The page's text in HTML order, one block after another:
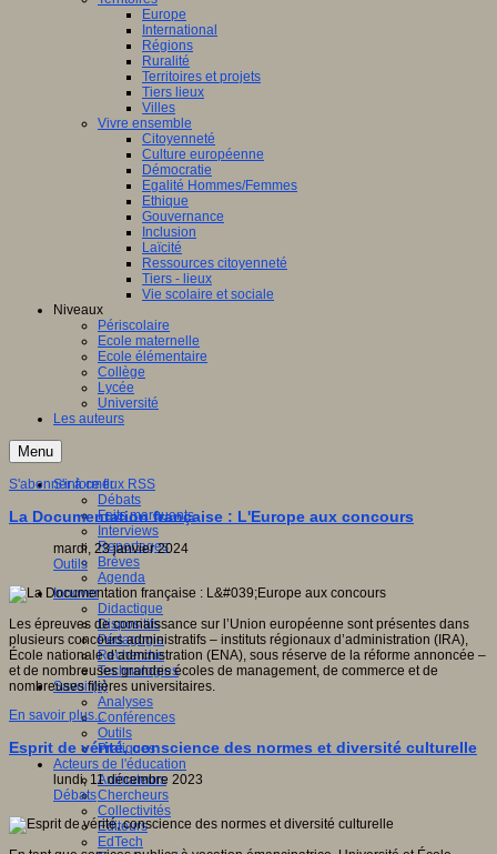
Europe
International
Régions
Ruralité
Territoires et projets
Tiers lieux
Villes
Vivre ensemble
Citoyenneté
Culture européenne
Démocratie
Egalité Hommes/Femmes
Ethique
Gouvernance
Inclusion
Laïcité
Ressources citoyenneté
Tiers - lieux
Vie scolaire et sociale
Niveaux
Périscolaire
Ecole maternelle
Ecole élémentaire
Collège
Lycée
Université
Les auteurs
Menu
S'informer
Débats
Faits marquants
Interviews
Reportages
Brèves
Agenda
Innover
Didactique
Dispositifs
Pédagogie
Recherche
Technologies
Savoir(s)
Analyses
Conférences
Outils
Pratiques
Acteurs de l'éducation
Animateurs
Chercheurs
Collectivités
Editeurs
EdTech
S'abonner à ce flux RSS
La Documentation française : L'Europe aux concours
mardi, 23 janvier 2024
Outils
Les épreuves de connaissance sur l’Union européenne sont présentes dans
plusieurs concours administratifs – instituts régionaux d’administration (IRA),
École nationale d’administration (ENA), sous réserve de la réforme annoncée –
et de nombreuses grandes écoles de management, de commerce et de
nombreuses filières universitaires.
En savoir plus...
Esprit de vérité, conscience des normes et diversité culturelle
lundi, 11 décembre 2023
Débats